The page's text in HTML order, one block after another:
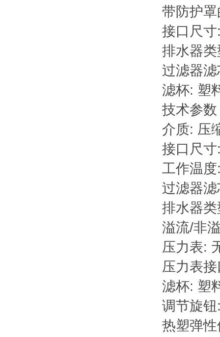
带防护
接口尺
排水器
过滤器
滤杯: 塑
技术参数
介质: 压
接口尺
工作温
过滤器
排水器
溢流/非
压力表:
压力表
滤杯: 塑
调节旋
热塑弹